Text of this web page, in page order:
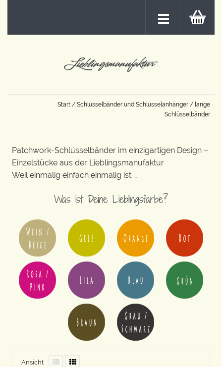
Start / Schlüsselbänder und Schlüsselanhänger / lange
Schlüsselbänder
Patchwork-Schlüsselbänder im einzigartigen Design –
Einzelstücke aus der Lieblingsmanufaktur
Weil einmalig einfach einmalig ist …
Was ist Deine Lieblingsfarbe?
Ansicht